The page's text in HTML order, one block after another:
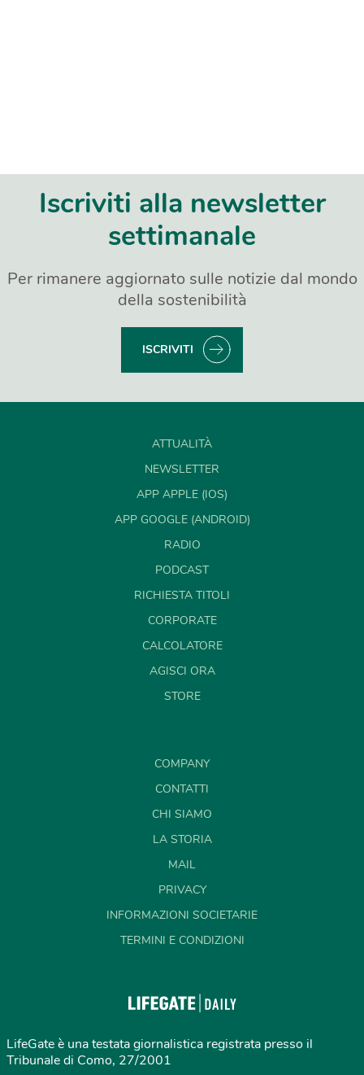
Iscriviti alla newsletter
settimanale
Per rimanere aggiornato sulle notizie dal mondo
della sostenibilità
ISCRIVITI
ATTUALITÀ
NEWSLETTER
APP APPLE (IOS)
APP GOOGLE (ANDROID)
RADIO
PODCAST
RICHIESTA TITOLI
CORPORATE
CALCOLATORE
AGISCI ORA
STORE
COMPANY
CONTATTI
CHI SIAMO
LA STORIA
MAIL
PRIVACY
INFORMAZIONI SOCIETARIE
TERMINI E CONDIZIONI
LifeGate è una testata giornalistica registrata presso il
Tribunale di Como, 27/2001